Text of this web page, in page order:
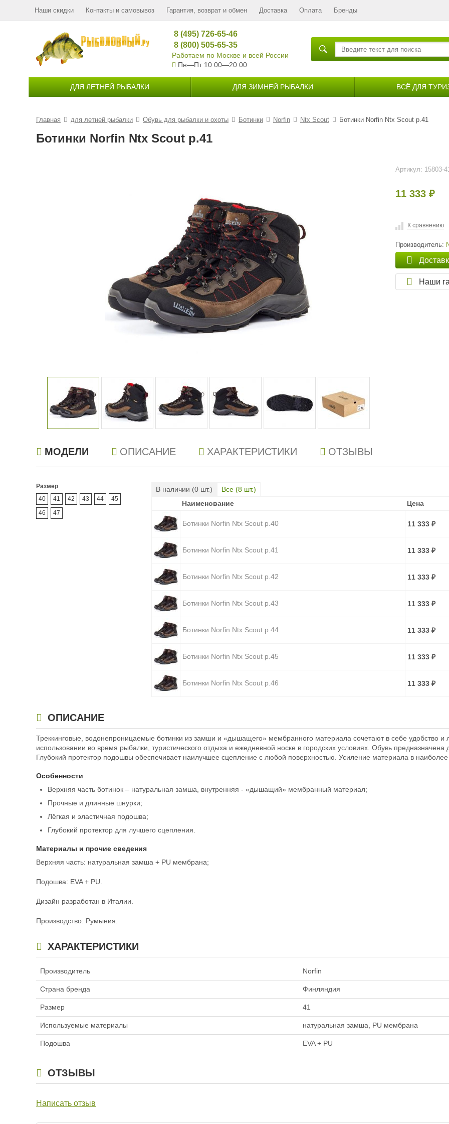
Наши скидки Контакты и самовывоз Гарантия, возврат и обмен Доставка Оплата Бренды
8 (495) 726-65-46
8 (800) 505-65-35
Работаем по Москве и всей России
Пн—Пт 10.00—20.00
ДЛЯ ЛЕТНЕЙ РЫБАЛКИ ДЛЯ ЗИМНЕЙ РЫБАЛКИ ВСЁ ДЛЯ
Главная для летней рыбалки Обувь для рыбалки и охоты Ботинки Norfin Ntx Scout Ботинки Norfin Ntx Scout р.41
Ботинки Norfin Ntx Scout р.41
Артикул: 15803-41
11 333₽
К сравнению
Производитель:
Наши
МОДЕЛИ ОПИСАНИЕ ХАРАКТЕРИСТИКИ ОТЗЫВЫ
Размер
40
41 42 43 44
45
46
47
В наличии (0 шт.) Все (8 шт.)
Наименование
Цена
Наименование Цена
Ботинки Norfin Ntx Scout р.40 11 333 ₽
Ботинки Norfin Ntx Scout р.41 11 333 ₽
Ботинки Norfin Ntx Scout р.42 11 333 ₽
Ботинки Norfin Ntx Scout р.43 11 333 ₽
Ботинки Norfin Ntx Scout р.44 11 333 ₽
Ботинки Norfin Ntx Scout р.45 11 333 ₽
Ботинки Norfin Ntx Scout р.46 11 333 ₽
ОПИСАНИЕ
Треккинговые, водонепроницаемые ботинки из замши и «дышащего» мембранного материала сочетают в себе удобство и
использовании во время рыбалки, туристического отдыха и ежедневной носке в городских условиях. Обувь
Глубокий протектор подошвы обеспечивает наилучшее сцепление с любой поверхностью. Усиление материала в наиболее
Особенности
Верхняя часть ботинок – натуральная замша, внутренняя - «дышащий» мембранный материал;
Прочные и длинные шнурки;
Лёгкая и эластичная подошва;
Глубокий протектор для лучшего сцепления.
Материалы и прочие сведения
Верхняя часть: натуральная замша + PU мембрана;
Подошва: EVA + PU.
Дизайн разработан в Италии.
Производство: Румыния.
ХАРАКТЕРИСТИКИ
Производитель Norfin
Страна бренда Финляндия
Размер 41
Используемые материалы натуральная замша, PU мембрана
Подошва EVA + PU
ОТЗЫВЫ
Написать отзыв